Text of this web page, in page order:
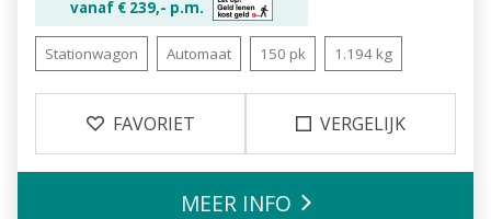
vanaf € 239,- p.m.
Stationwagon Automaat 150 pk 1.194 kg
FAVORIET VERGELIJK
MEER INFO